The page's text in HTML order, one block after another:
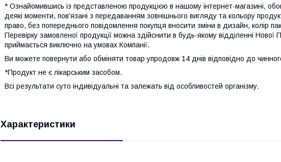
* Ознайомившись із представленою продукцією в нашому інтернет-магазині,
деякі моменти, пов'язані з передаванням зовнішнього вигляду та кольору
право, без попереднього повідомлення покупця вносити зміни в дизайн, колір
Перевірку замовленої продукції можна здійснити в будь-якому відділенні
приймається виключно на умовах Компанії.
Ви можете повернути або обміняти товар упродовж 14 днів відповідно до
*Продукт не є лікарським засобом.
Всі результати суто індивідуальні та залежать від особливостей організму.
Характеристики